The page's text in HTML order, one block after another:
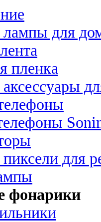
для
пленка
для
фонарики